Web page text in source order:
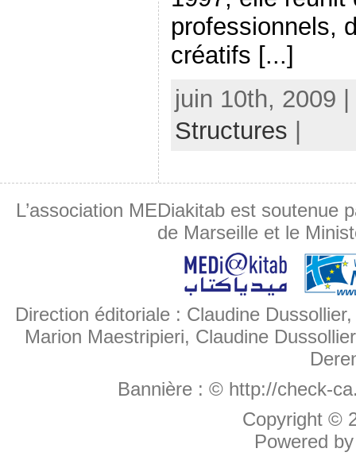
professionnels,
créatifs [...]
juin 10th, 2009
Structures
L’association MEDiakitab est soutenue
de Marseille et le
Direction éditoriale : Claudine
Marion Maestripieri, Claudine
Bannière : © http://check-
Copyright ©
Powered